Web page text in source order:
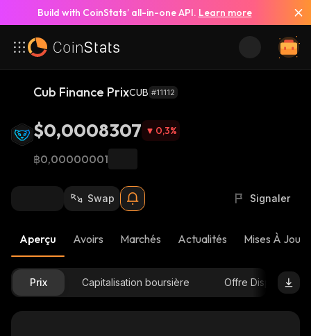
Build with CoinStats’ all-in-one API. Learn more
Cub Finance PrixCUB #11112
$0,0008307 0,3%
฿0,00000001
Swap Signaler
Aperçu Avoirs Marchés Actualités Mises À Jour
Prix Capitalisation boursière Offre Disponible